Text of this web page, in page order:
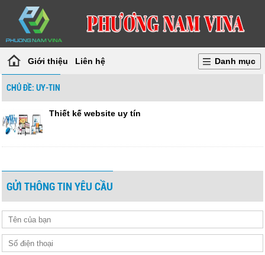
Giới thiệu Liên hệ Danh mục
CHỦ ĐỀ: UY-TIN
Thiết kế website uy tín
GỬI THÔNG TIN YÊU CẦU